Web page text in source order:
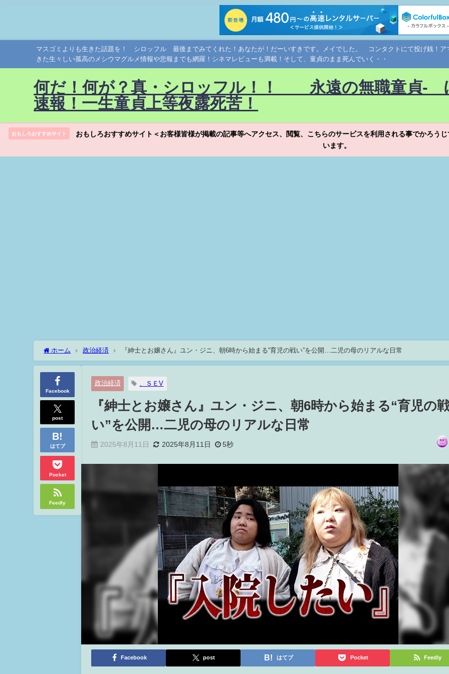
マスゴミよりも生きた話題を！ シロッフル 最後までみてくれた！あなたが！だーいすきです。メイでした。 コンタクトにて投げ銭！
きた生々しい孤高のメシウマグルメ情報や悲報までも網羅！シネマレビューも満載！そして、童貞のまま死んでいく・・
何だ！何が？真・シロッフル！！ 永遠の無職童貞-
速報！一生童貞上等夜露死苦！
おもしろおすすめサイト
おもしろおすすめサイト＜お客様皆様が掲載の記事等へアクセス、閲覧、こちらのサービスを利用される事でかろう
います。
ホーム 政治経済 『紳士とお嬢さん』ユン・ジニ、朝6時から始まる“育児の戦い”を公開…二児の母のリアルな日常
Facebook
post
はてブ
Pocket
Feedly
政治経済 、ＳＥV
『紳士とお嬢さん』ユン・ジニ、朝6時から始まる“育児の
い”を公開…二児の母のリアルな日常
2025年8月11日 2025年8月11日 5秒
Facebook post はてブ Pocket Feedly